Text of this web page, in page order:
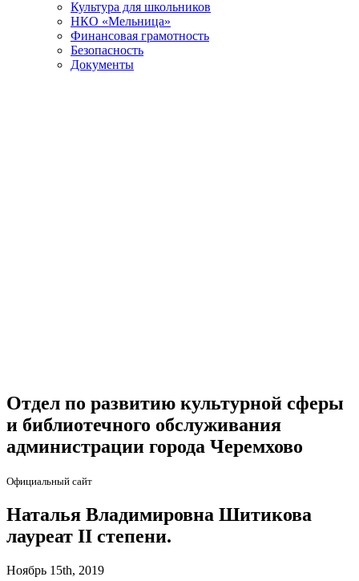
Культура для школьников
НКО «Мельница»
Финансовая грамотность
Безопасность
Документы
Отдел по развитию культурной сферы
и библиотечного обслуживания
администрации города Черемхово
Официальный сайт
Наталья Владимировна Шитикова
лауреат II степени.
Ноябрь 15th, 2019